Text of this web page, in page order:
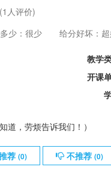
(1人评价)
少：很少 给分好坏：
教学
开课
道，劳烦告诉我们！）
荐 (0) 不推荐 (0)